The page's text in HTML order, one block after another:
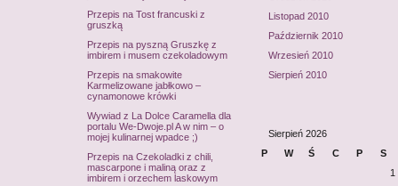
Przepis na Tost francuski z
gruszką
Przepis na pyszną Gruszkę z
imbirem i musem czekoladowym
Przepis na smakowite
Karmelizowane jabłkowo –
cynamonowe krówki
Wywiad z La Dolce Caramella dla
portalu We-Dwoje.pl A w nim – o
mojej kulinarnej wpadce ;)
Przepis na Czekoladki z chili,
mascarpone i maliną oraz z
imbirem i orzechem laskowym
Listopad 2010
Październik 2010
Wrzesień 2010
Sierpień 2010
Sierpień 2026
P
W Ś C P S
1